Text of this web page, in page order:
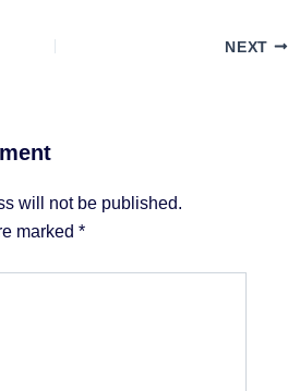
NEXT
will not be published.
marked *